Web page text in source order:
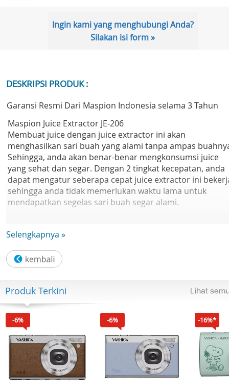
Ingin kami yang menghubungi Anda?
Silakan isi form »
DESKRIPSI PRODUK :
Garansi Resmi Dari Maspion Indonesia selama 3 Tahun
Maspion Juice Extractor JE-206
Membuat juice dengan juice extractor ini akan
menghasilkan sari buah yang alami tanpa ampas
Sehingga, anda akan benar-benar mengkonsumsi juice
yang sehat dan segar. Dengan 2 tingkat kecepatan, anda
dapat mengatur seberapa cepat juice extractor ini
sehingga anda tidak memerlukan waktu lama untuk
mendapatkan segelas sari buah segar alami.
Tipe : JE-206
Bahan Material : Plastik
Jumlah kecepatan : 2 Speed and Pulse
Tipe tombol : Rotary Switch
Kapasitas : 0.45 liter
Panjang kabel : 1 meter
Daya : 200 Watt
Tegangan : 220 Volt / 50 Hz
Dimensi (P x L x T) : 25 cm x 23.5 cm x 36.7 cm
Berat Produk : 3.6 Kg
Garansi : 3 Tahun
Others
Selengkapnya »
Produk Terkini
-6% -6% -16%*